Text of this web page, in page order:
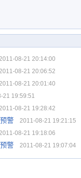
08-21 20:14:00
08-21 20:06:52
08-21 20:01:40
19:59:51
08-21 19:28:42
警 2011-08-21 19:21:15
08-21 19:18:06
警 2011-08-21 19:07:04